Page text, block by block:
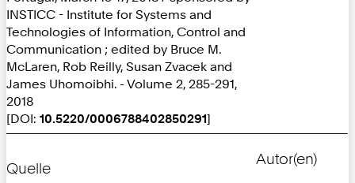
INSTICC - Institute for Systems and
Technologies of Information, Control and
Communication ; edited by Bruce M.
McLaren, Rob Reilly, Susan Zvacek and
James Uhomoibhi. - Volume 2, 285-291,
2018
[DOI: 10.5220/0006788402850291]
Quelle
Autor(en)